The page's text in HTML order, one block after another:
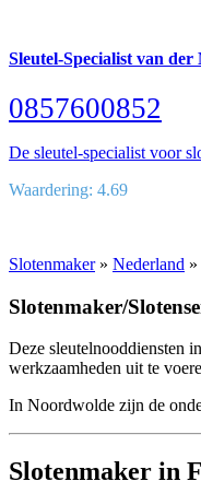
Sleutel-Specialist van der
0857600852
De sleutel-specialist voor
Waardering: 4.69
Slotenmaker» Nederland »
Slotenmaker/
Deze sleutelnooddiensten
werkzaamheden uit te
In Noordwolde zijn de
Slotenmaker in